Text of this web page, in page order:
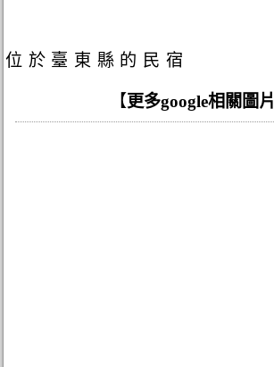
位於臺東縣的民宿
【 更多google相關圖片